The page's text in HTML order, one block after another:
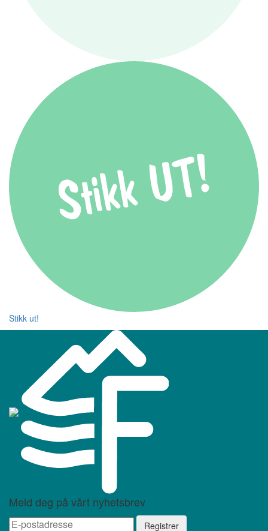
Stikk ut!
Meld deg på vårt nyhetsbrev